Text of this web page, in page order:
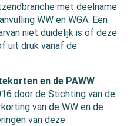
met deelname
WW en WGA. Een
niet duidelijk is of deze
uit druk vanaf de
en de PAWW
door de Stichting van de
van de WW en de
van deze